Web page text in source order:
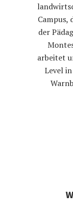
Campus,
der
arbeitet
Level